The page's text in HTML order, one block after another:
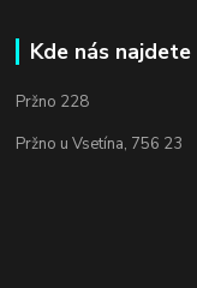
Kde nás najdete
Pržno 228
Pržno u Vsetína, 756 23